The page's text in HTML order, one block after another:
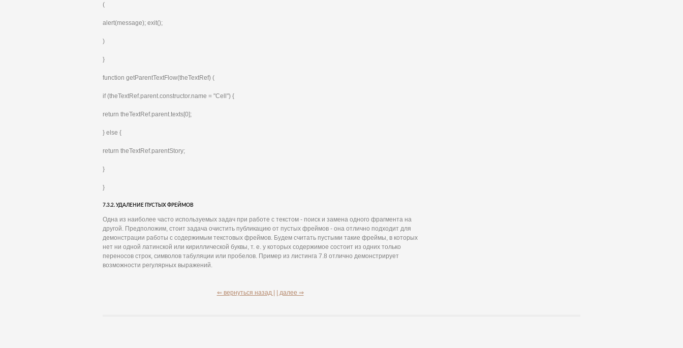
(
alert(message); exit();
)
}
function getParentTextFlow(theTextRef) (
if (theTextRef.parent.constructor.name = "Cell") {
return theTextRef.parent.texts[0];
} else {
return theTextRef.parentStory;
}
}
7.3.2. УДАЛЕНИЕ ПУСТЫХ ФРЕЙМОВ
Одна из наиболее часто используемых задач при работе с текстом - поиск и замена одного фрагмента на
другой. Предположим, стоит задача очистить публикацию от пустых фреймов - она отлично подходит для
демонстрации работы с содержимым текстовых фреймов. Будем считать пустыми такие фреймы, в которых
нет ни одной латинской или кириллической буквы, т. е. у которых содержимое состоит из одних только
переносов строк, символов табуляции или пробелов. Пример из листинга 7.8 отлично демонстрирует
возможности регулярных выражений.
⇐ вернуться назад | | далее ⇒